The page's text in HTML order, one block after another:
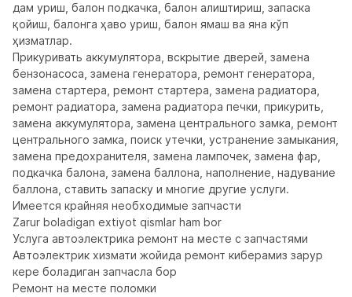
дам уриш, балон подкачка, балон алиштириш, запаска
қойиш, балонга ҳаво уриш, балон ямаш ва яна кўп
ҳизматлар.
Прикуривать аккумулятора, вскрытие дверей, замена
бензонасоса, замена генератора, ремонт генератора,
замена стартера, ремонт стартера, замена радиатора,
ремонт радиатора, замена радиатора печки, прикурить,
замена аккумулятора, замена центрального замка, ремонт
центрального замка, поиск утечки, устранение замыкания,
замена предохранителя, замена лампочек, замена фар,
подкачка балона, замена баллона, наполнение, надувание
баллона, ставить запаску и многие другие услуги.
Имеется крайняя необходимые запчасти
Zarur boladigan extiyot qismlar ham bor
Услуга автоэлектрика ремонт на месте с запчастями
Автоэлектрик хизмати жойида ремонт киберамиз зарур
кере боладиган запчасла бор
Ремонт на месте поломки